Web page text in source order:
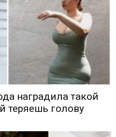
наградила такой
теряешь голову